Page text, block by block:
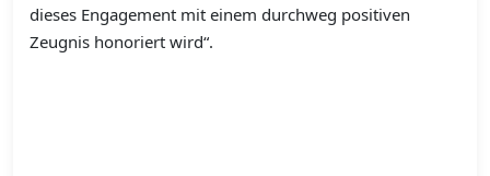
dieses Engagement mit einem durchweg positiven
Zeugnis honoriert wird“.